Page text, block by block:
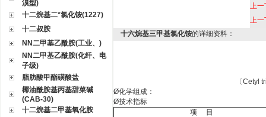
溴型)
十二烷基二*氯化铵(1227)
十二叔胺
NN二甲基乙酰胺(工业、)
NN二甲基乙酰胺(化纤、电
子级)
脂肪酸甲酯磺酸盐
椰油酰胺基丙基甜菜碱
(CAB-30)
十二烷基二甲基氧化胺
上一
上一
十六烷基三甲基氯化铵的详细资料：
〔Cetyl
Ø化学组成：
Ø技术指标
项
目